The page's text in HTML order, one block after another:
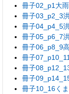
冊子02_p1大
冊子03_p2_3
冊子04_p4_5
冊子05_p6_7
冊子06_p8_9
冊子
冊子
冊子
冊子10_16く